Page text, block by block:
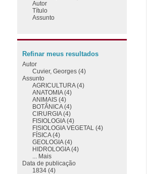
Autor
Título
Assunto
Refinar meus resultados
Autor
Cuvier, Georges (4)
Assunto
AGRICULTURA (4)
ANATOMIA (4)
ANIMAIS (4)
BOTÂNICA (4)
CIRURGIA (4)
FISIOLOGIA (4)
FISIOLOGIA VEGETAL (4)
FÍSICA (4)
GEOLOGIA (4)
HIDROLOGIA (4)
... Mais
Data de publicação
1834 (4)